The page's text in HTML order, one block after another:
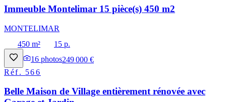
Immeuble Montelimar 15 pièce(s) 450 m2
MONTELIMAR
450 m²
15 p.
16 photos249 000 €
Réf. 566
Belle Maison de Village entièrement rénovée avec